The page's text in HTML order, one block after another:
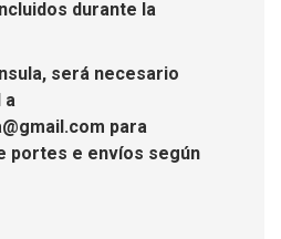
durante la
será necesario
a
para
portes e envíos según